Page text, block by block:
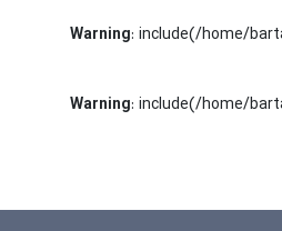
Warning: include(/home/
Warning: include(/home/